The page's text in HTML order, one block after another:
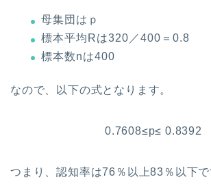
母集団はｐ
標本平均Rは320／400＝0.8
標本数nは400
なので、以下の式となります。
0.7608≤p≤ 0.8392
つまり、認知率は76％以上83％以下で